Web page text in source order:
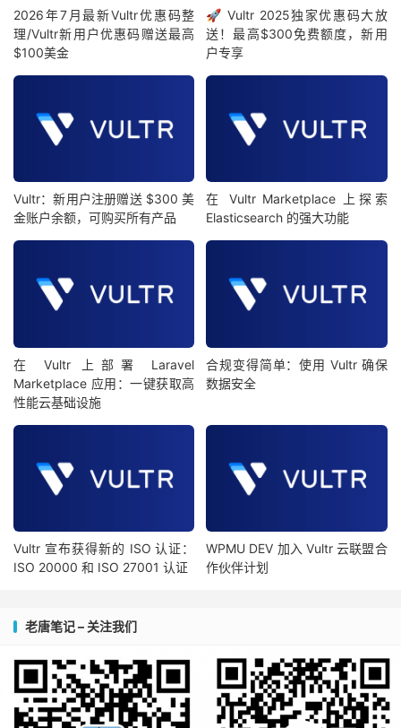
2026年7月最新Vultr优惠码整
理/Vultr新用户优惠码赠送最高
$100美金
🚀 Vultr 2025独家优惠码大放
送！最高$300免费额度，新用
户专享
Vultr：新用户注册赠送 $300 美
金账户余额，可购买所有产品
在 Vultr Marketplace 上探索
Elasticsearch 的强大功能
在 Vultr 上部署 Laravel
Marketplace 应用：一键获取高
性能云基础设施
合规变得简单：使用 Vultr 确保
数据安全
Vultr 宣布获得新的 ISO 认证：
ISO 20000 和 ISO 27001 认证
WPMU DEV 加入 Vultr 云联盟合
作伙伴计划
老唐笔记 – 关注我们